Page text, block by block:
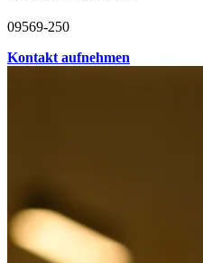
09569-250
Kontakt aufnehmen